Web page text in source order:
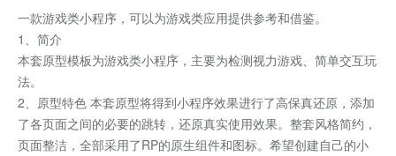
一款游戏类小程序，可以为游戏类应用提供参考和借鉴。
1、简介
本套原型模板为游戏类小程序，主要为检测视力游戏、简单交互玩
法。
2、原型特色 本套原型将得到小程序效果进行了高保真还原，添加
了各页面之间的必要的跳转，还原真实使用效果。整套风格简约，
页面整洁，全部采用了RP的原生组件和图标。希望创建自己的小